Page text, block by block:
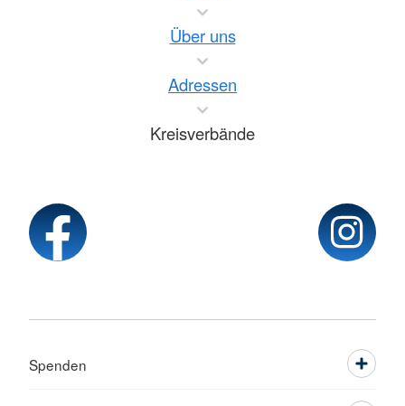
Über uns
Adressen
Kreisverbände
Spenden